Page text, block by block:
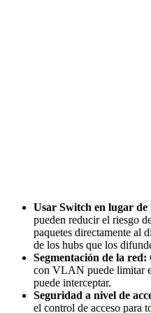
Usar Switch en lugar de
pueden reducir el riesgo
paquetes directamente al
de los hubs que los
Segmentación de la red:
con VLAN puede limitar
puede interceptar.
Seguridad a nivel de
el control de acceso para